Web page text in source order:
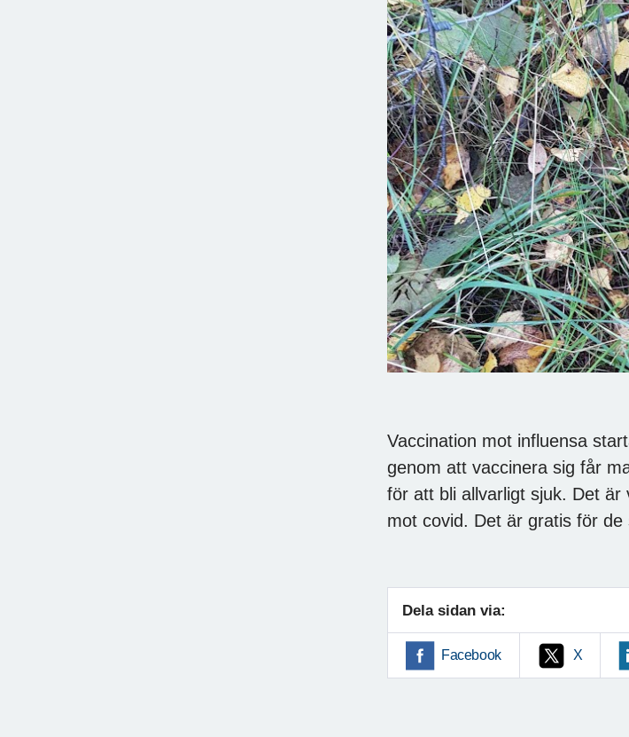
Vaccination mot influensa
genom att vaccinera sig får
för att bli allvarligt sjuk. Det
mot covid. Det är gratis för
Dela sidan via:
Facebook X